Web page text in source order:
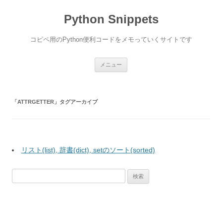
Python Snippets
コピペ用のPython便利コードをメモっていくサイトです
メニュー
「ATTRGETTER 」タグアーカイブ
リスト(list), 辞書(dict), setのソート(sorted)